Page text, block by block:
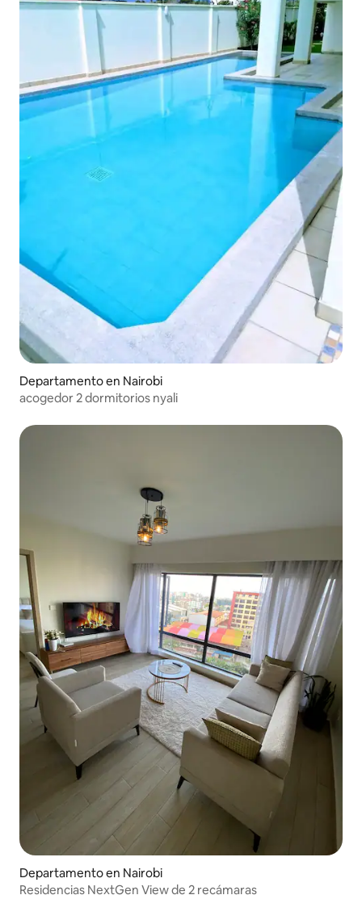
Departamento en Nairobi
acogedor 2 dormitorios nyali
Departamento en Nairobi
Residencias NextGen View de 2 recámaras